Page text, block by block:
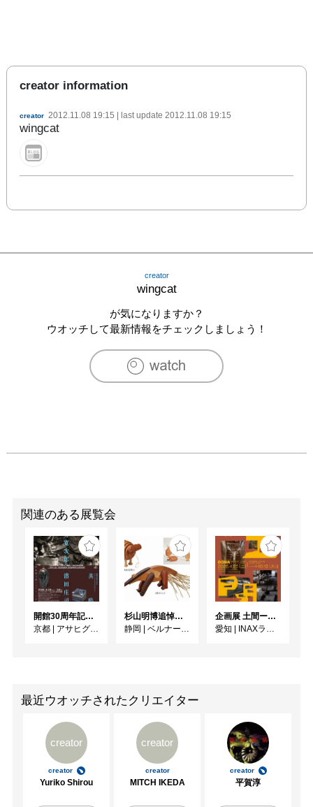
creator information
creator 2012.11.08 19:15 | last update 2012.11.08 19:15
wingcat
creator
wingcat
が気になりますか？
ウオッチして最新情報をチェックしましょう！
関連のある展覧会
開館30周年記念 山本爲三郎・河井寬次郎没後60年記念 「共鳴 河井寬次郎 × 濱田庄司 ー山本爲三郎コレクションより」
京都 | アサヒグループ大山崎山荘美術館
杉山明博追悼展 木とわたし―木工の妙技と美術教育
静岡 | ベルナール・ビュフェ美術館
企画展 土間ーつくって、つかって、再発見ー
愛知 | INAXライブミュージアム
最近ウオッチされたクリエイター
creator
creator
Yuriko Shirou
creator
creator
MITCH IKEDA
creator
平賀淳